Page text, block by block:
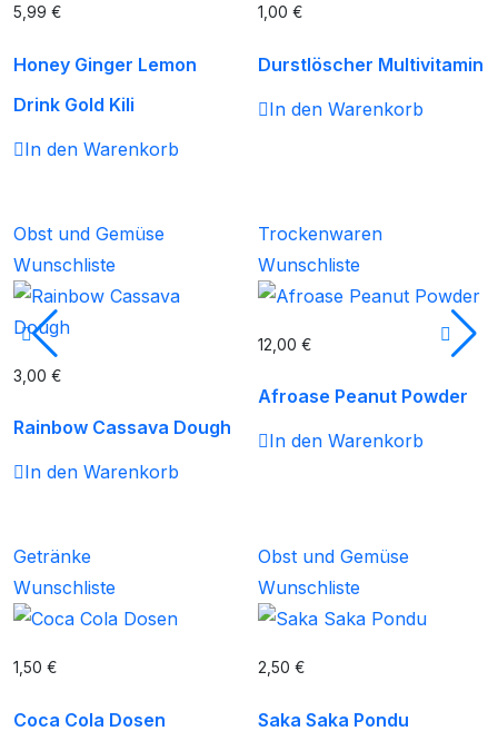
5,99 €
Honey Ginger Lemon
Drink Gold Kili
In den Warenkorb
1,00€
Durstlöscher Multivitamin
In den Warenkorb
Obst und Gemüse
Wunschliste
3,00 €
Rainbow Cassava Dough
In den Warenkorb
Trockenwaren
Wunschliste
12,00€
Afroase Peanut Powder
In den Warenkorb
Getränke
Wunschliste
1,50 €
Coca Cola Dosen
Obst und Gemüse
Wunschliste
2,50€
Saka Saka Pondu